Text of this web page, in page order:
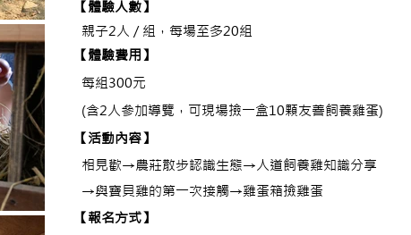
​【體驗人數】
親子2人 / 組，每場至多20組
【體驗費用】
每組300元
(含2人參加導覽，可現場撿一盒10顆友善飼養雞蛋)
【活動內容】
相見歡→農莊散步認識生態→人道飼養雞知識分享
→與寶貝雞的第一次接觸→雞蛋箱撿雞蛋
​【報名方式】